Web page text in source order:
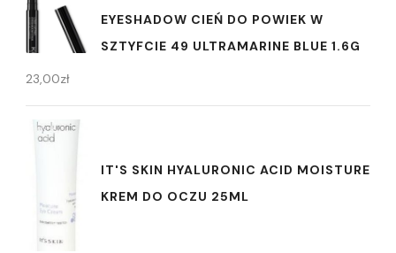
EYESHADOW CIEŃ DO POWIEK W
SZTYFCIE 49 ULTRAMARINE BLUE 1.6G
23,00zł
IT'S SKIN HYALURONIC ACID MOISTURE
KREM DO OCZU 25ML